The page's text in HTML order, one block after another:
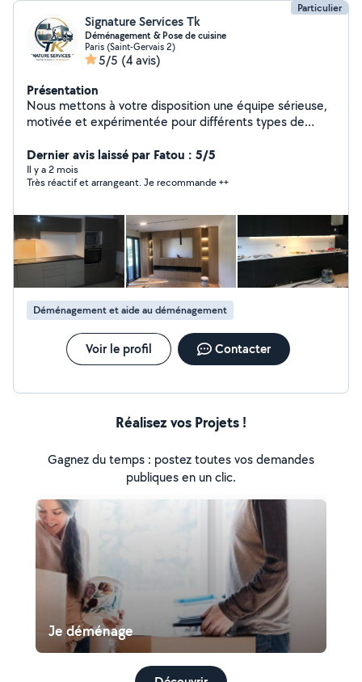
Particulier
Signature Services Tk
Déménagement & Pose de cuisine
Paris (Saint-Gervais 2)
5/5 (4 avis)
Présentation
Nous mettons à votre disposition une équipe sérieuse,
motivée et expérimentée pour différents types de
Manutention Montage / démontage de meubles
Travaux et bricolage Plusieurs personnes disponibles
selon vos besoins. Travail propre, rapide et efficace.
rapide.
Dernier avis laissé par Fatou : 5/5
Il y a 2 mois
Très réactif et arrangeant. Je recommande ++
Déménagement et aide au déménagement
Voir le profil Contacter
Réalisez vos Projets !
Gagnez du temps : postez toutes vos demandes
publiques en un clic.
Je déménage